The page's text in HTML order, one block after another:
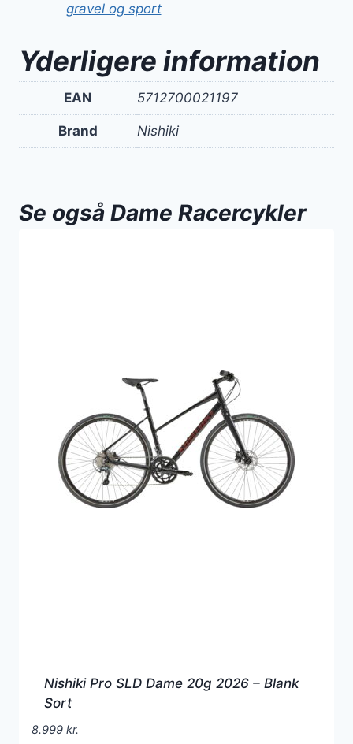
gravel og sport
Yderligere information
EAN 5712700021197
Brand Nishiki
Se også Dame Racercykler
Nishiki Pro SLD Dame 20g 2026 – Blank
Sort
8.999 kr.